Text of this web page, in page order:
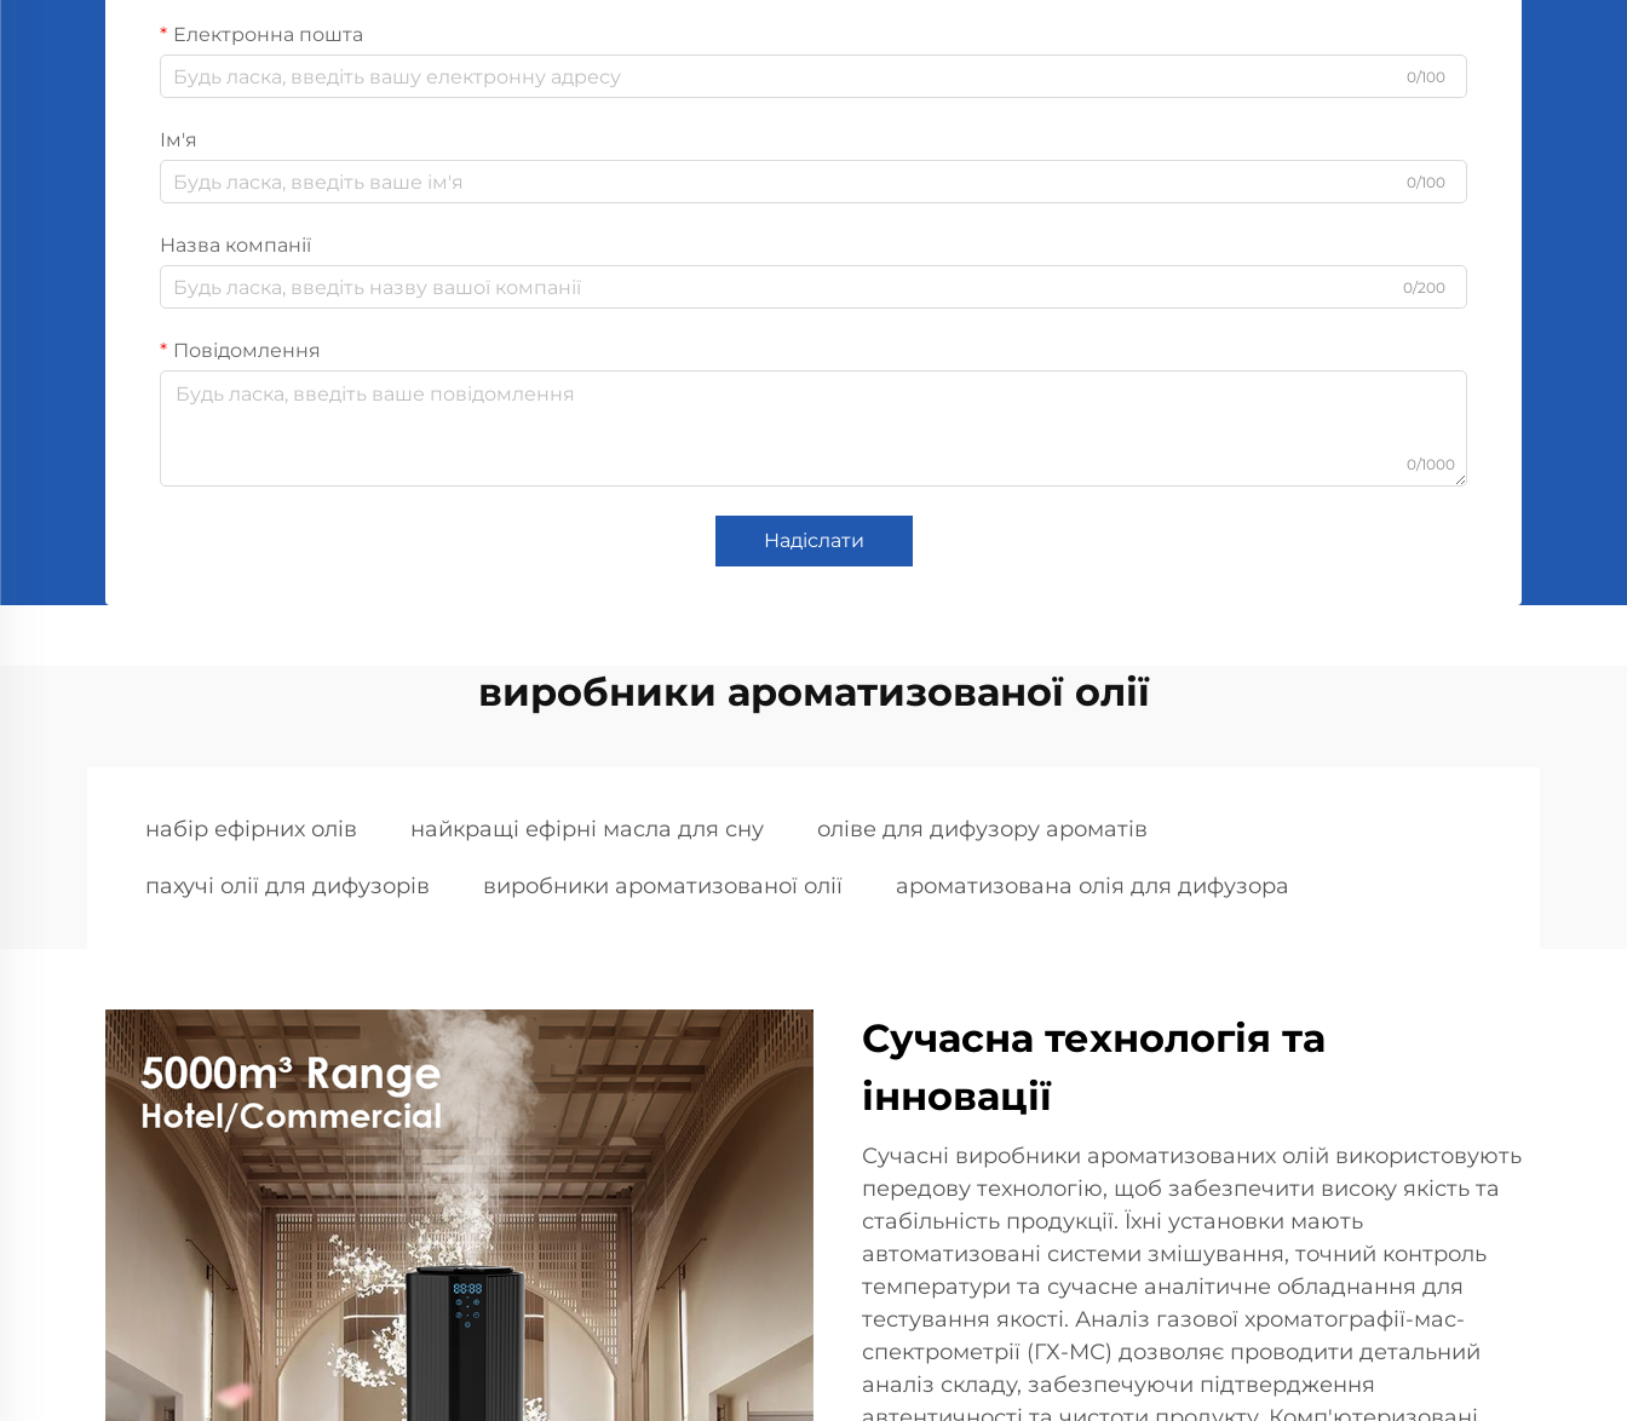
Електронна пошта
0/100
Ім'я
0/100
Назва компанії
0/200
Повідомлення
0/1000
Надіслати
виробники ароматизованої олії
набір ефірних олів найкращі ефірні масла для сну оліве для дифузору ароматів
пахучі олії для дифузорів виробники ароматизованої олії ароматизована олія для дифузора
Сучасна технологія та
інновації
Сучасні виробники ароматизованих олій використовують
передову технологію, щоб забезпечити високу якість та
стабільність продукції. Їхні установки мають
автоматизовані системи змішування, точний контроль
температури та сучасне аналітичне обладнання для
тестування якості. Аналіз газової хроматографії-мас-
спектрометрії (ГХ-МС) дозволяє проводити детальний
аналіз складу, забезпечуючи підтвердження